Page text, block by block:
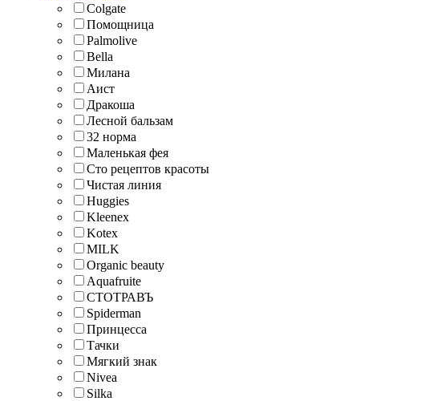
Colgate
Помощница
Palmolive
Bella
Милана
Аист
Дракоша
Лесной бальзам
32 норма
Маленькая фея
Сто рецептов красоты
Чистая линия
Huggies
Kleenex
Kotex
MILK
Organic beauty
Aquafruite
СТОТРАВЪ
Spiderman
Принцесса
Тачки
Мягкий знак
Nivea
Silka